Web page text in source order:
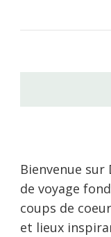
Bienvenue
de voyage
coups de
et lieux